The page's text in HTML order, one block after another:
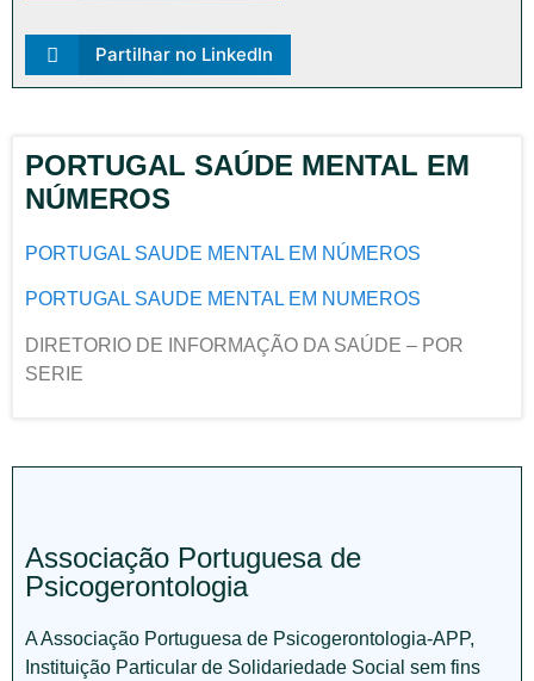
Partilhar no LinkedIn
PORTUGAL SAÚDE MENTAL EM
NÚMEROS
PORTUGAL SAUDE MENTAL EM NÚMEROS
PORTUGAL SAUDE MENTAL EM NUMEROS
DIRETORIO DE INFORMAÇÃO DA SAÚDE – POR
SERIE
Associação Portuguesa de
Psicogerontologia
A Associação Portuguesa de Psicogerontologia-APP,
Instituição Particular de Solidariedade Social sem fins